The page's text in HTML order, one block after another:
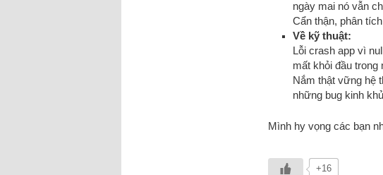
ngày mai nó vẫn
Cẩn thận, phân
Về kỹ thuật:
Lỗi crash app vì
mất khỏi đầu trong
Nắm thật vững hệ
những bug kinh
Mình hy vọng các bạn
+16